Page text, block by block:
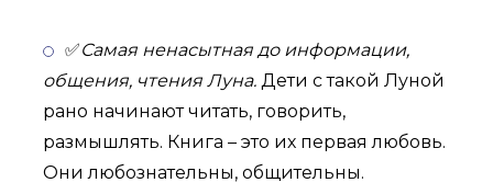
✅Самая ненасытная до информации,
общения, чтения Луна. Дети с такой Луной
рано начинают читать, говорить,
размышлять. Книга – это их первая любовь.
Они любознательны, общительны.